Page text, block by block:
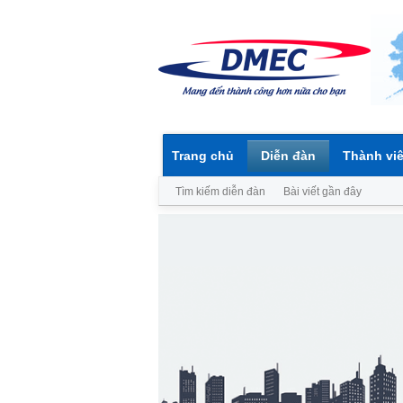
Trang chủ Diễn đàn
Tìm kiếm diễn đàn Bài viết gần đây
Thành